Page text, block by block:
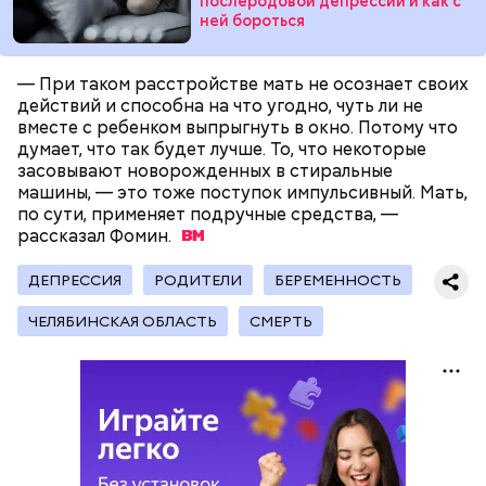
ней бороться
— При таком расстройстве мать не осознает своих
действий и способна на что угодно, чуть ли не
вместе с ребенком выпрыгнуть в окно. Потому что
думает, что так будет лучше. То, что некоторые
засовывают новорожденных в стиральные
машины, — это тоже поступок импульсивный. Мать,
по сути, применяет подручные средства, —
рассказалФомин.
ДЕПРЕССИЯ РОДИТЕЛИ БЕРЕМЕННОСТЬ
ЧЕЛЯБИНСКАЯ ОБЛАСТЬ СМЕРТЬ
Молодого человека задержали. На первом же
допросе он признался, что планировал отравить
только отчима. Тогда следователи посчитали, что
мотивом преступления была квартира родителей,
которая в случае их смерти перешла бы сыну. Но
спустя несколько дней Миссюра заявил, что ранее
Примечательно, что летом 2023 года на Мутаева
уже нападали возле Школы единоборств. Тогда
неизвестный несколько раз выстрелил в
спортсмена из травматического пистолета, а боец
открыл огоньв ответ.